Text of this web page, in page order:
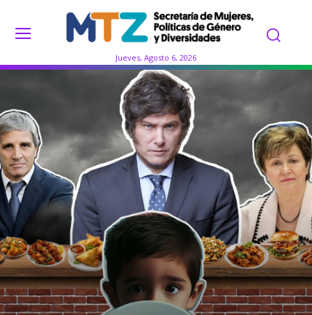
Jueves, Agosto 6, 2026